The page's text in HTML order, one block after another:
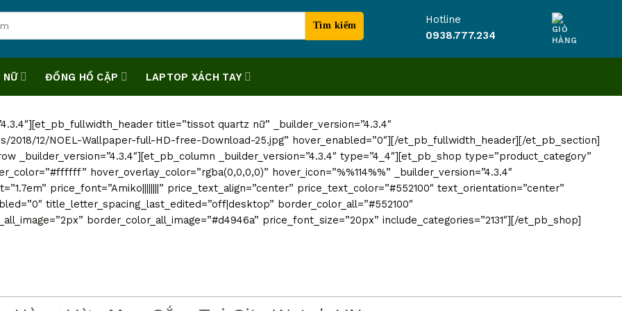
Hotline
0938.777.234
NỮ ĐỒNG HỒ CẶP LAPTOP XÁCH TAY
title=”tissot quartz nữ” _builder_version=”4.3.4″
12/NOEL-Wallpaper-full-HD-free-Download-25.jpg” hover_enabled=”0″][/et_pb_fullwidth_header][/et_pb_section]
_builder_version=”4.3.4″][et_pb_column _builder_version=”4.3.4″ type=”4_4″][et_pb_shop type=”product_category”
hover_overlay_color=”rgba(0,0,0,0)” hover_icon=”%%114%%” _builder_version=”4.3.4″
price_font=”Amiko||||||||” price_text_align=”center” price_text_color=”#552100″ text_orientation=”center”
title_letter_spacing_last_edited=”off|desktop” border_color_all=”#552100″
border_color_all_image=”#d4946a” price_font_size=”20px” include_categories=”2131″][/et_pb_shop]